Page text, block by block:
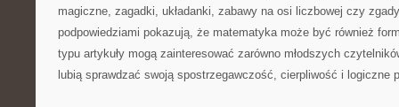
magiczne, zagadki, układanki, zabawy na osi liczbowej czy
podpowiedziami pokazują, że matematyka może być również
typu artykuły mogą zainteresować zarówno młodszych
lubią sprawdzać swoją spostrzegawczość, cierpliwość i logiczne